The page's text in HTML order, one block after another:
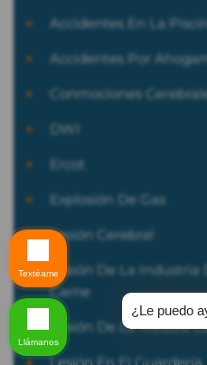
Accidentes En La
Accidentes Por
Conmociones
DWI
Ercot
Explosión De Gas
Lesión Cerebral
Lesión De La Industria
Carne
Lesión De La Médula
¿Le puedo
Textéame
Llámanos